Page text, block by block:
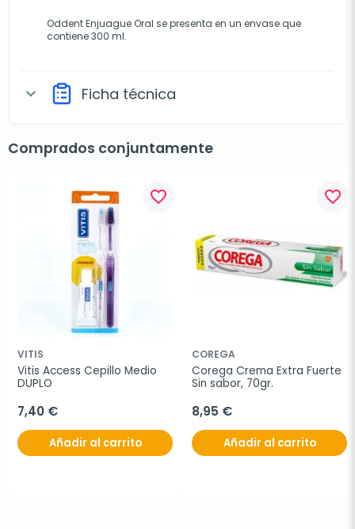
Oddent Enjuague Oral se presenta en un envase que
contiene 300 ml.
expand_more Ficha técnica
Comprados conjuntamente
favorite_border
VITIS
Vitis Access Cepillo Medio
DUPLO
7,40 €
Añadir al carrito
favorite_border
COREGA
Corega Crema Extra Fuerte
Sin sabor, 70gr.
8,95 €
Añadir al carrito